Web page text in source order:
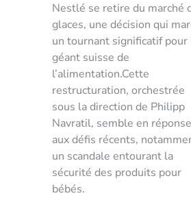
Nestlé se retire du marché
glaces, une décision qui
un tournant significatif pour
géant suisse de
l’alimentation.Cette
restructuration, orchestrée
sous la direction de Philipp
Navratil, semble en réponse
aux défis récents,
un scandale entourant la
sécurité des produits pour
bébés.